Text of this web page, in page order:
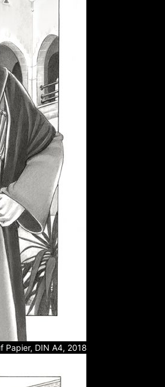
Papier, DIN A4, 2018